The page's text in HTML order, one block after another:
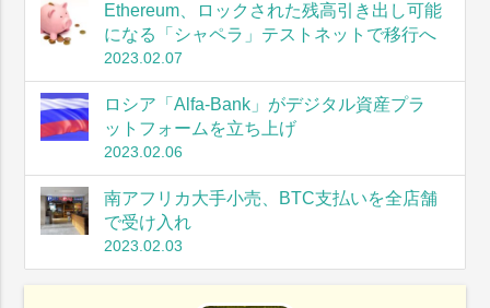
Ethereum、ロックされた残高引き出し可能
になる「シャペラ」テストネットで移行へ
2023.02.07
ロシア「Alfa-Bank」がデジタル資産プラ
ットフォームを立ち上げ
2023.02.06
南アフリカ大手小売、BTC支払いを全店舗
で受け入れ
2023.02.03